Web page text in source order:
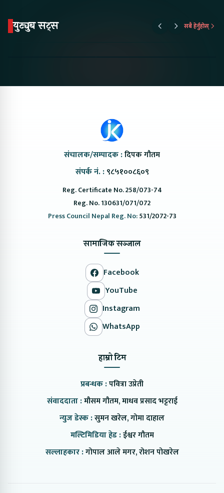
युट्युब सट्स सबै हेर्नुहोस्
संचालक/सम्पादक :दिपक गौतम
संपर्क नं. : ९८५१००८६०९
Reg. Certificate No. 258/073-74
Reg. No. 130631/071/072
Press Council Nepal Reg. No:531/2072-73
सामाजिक सञ्जाल
Facebook
YouTube
Instagram
WhatsApp
हाम्रो टिम
प्रबन्धक :पवित्रा उप्रेती
संवाददाता :मौसम गौतम, माधव प्रसाद भट्टराई
न्युज डेस्क :सुमन खरेल, गोमा दाहाल
मल्टिमिडिया हेड :ईश्वर गौतम
सल्लाहकार :गोपाल आले मगर, रोशन पोखरेल